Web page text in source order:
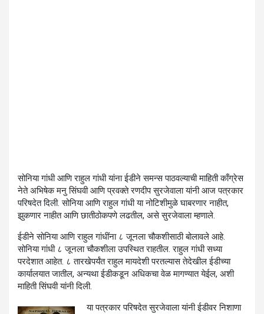
सोनिया गांधी आणि राहुल गांधी यांना ईडीने समन्स पाठवल्याची माहिती काँग्रेस
नेते अभिषेक मनु सिंघवी आणि प्रवक्ते रणदीप सुरजेवाला यांनी आज पत्रकार
परिषदेत दिली. सोनिया आणि राहुल गांधी या नोटिशीमुळे घाबरणार नाहीत,
झुकणार नाहीत आणि छातीठोकपणे लढतील, असे सुरजेवाला म्हणाले.
ईडीने सोनिया आणि राहुल गांधींना ८ जूनला चौकशीसाठी बोलावले आहे.
सोनिया गांधी ८ जूनला चौकशीला उपस्थित राहतील. राहुल गांधी सध्या
परदेशात आहेत. ८ तारखेपर्यंत राहुल मायदेशी परतल्यास तेदेखील ईडीच्या
कार्यालयात जातील, अन्यथा ईडीकडून अधिकचा वेळ मागण्यात येईल, अशी
माहिती सिंघवी यांनी दिली.
या पत्रकार परिषदेत सुरजेवाला यांनी ईडीवर निशाणा